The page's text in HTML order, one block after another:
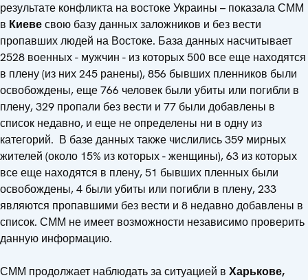
результате конфликта на востоке Украины – показала СММ
в Киевесвою базу данных заложников и без вести
пропавших людей на Востоке. База данных насчитывает
2528 военных - мужчин - из которых 500 все еще находятся
в плену (из них 245 ранены), 856 бывших пленников были
освобождены, еще 766 человек были убиты или погибли в
плену, 329 пропали без вести и 77 были добавлены в
список недавно, и еще не определены ни в одну из
категорий. В базе данных также числились 359 мирных
жителей (около 15% из которых - женщины), 63 из которых
все еще находятся в плену, 51 бывших пленных были
освобождены, 4 были убиты или погибли в плену, 233
являются пропавшими без вести и 8 недавно добавлены в
список. СММ не имеет возможности независимо проверить
данную информацию.
СММ продолжает наблюдать за ситуацией в Харькове,